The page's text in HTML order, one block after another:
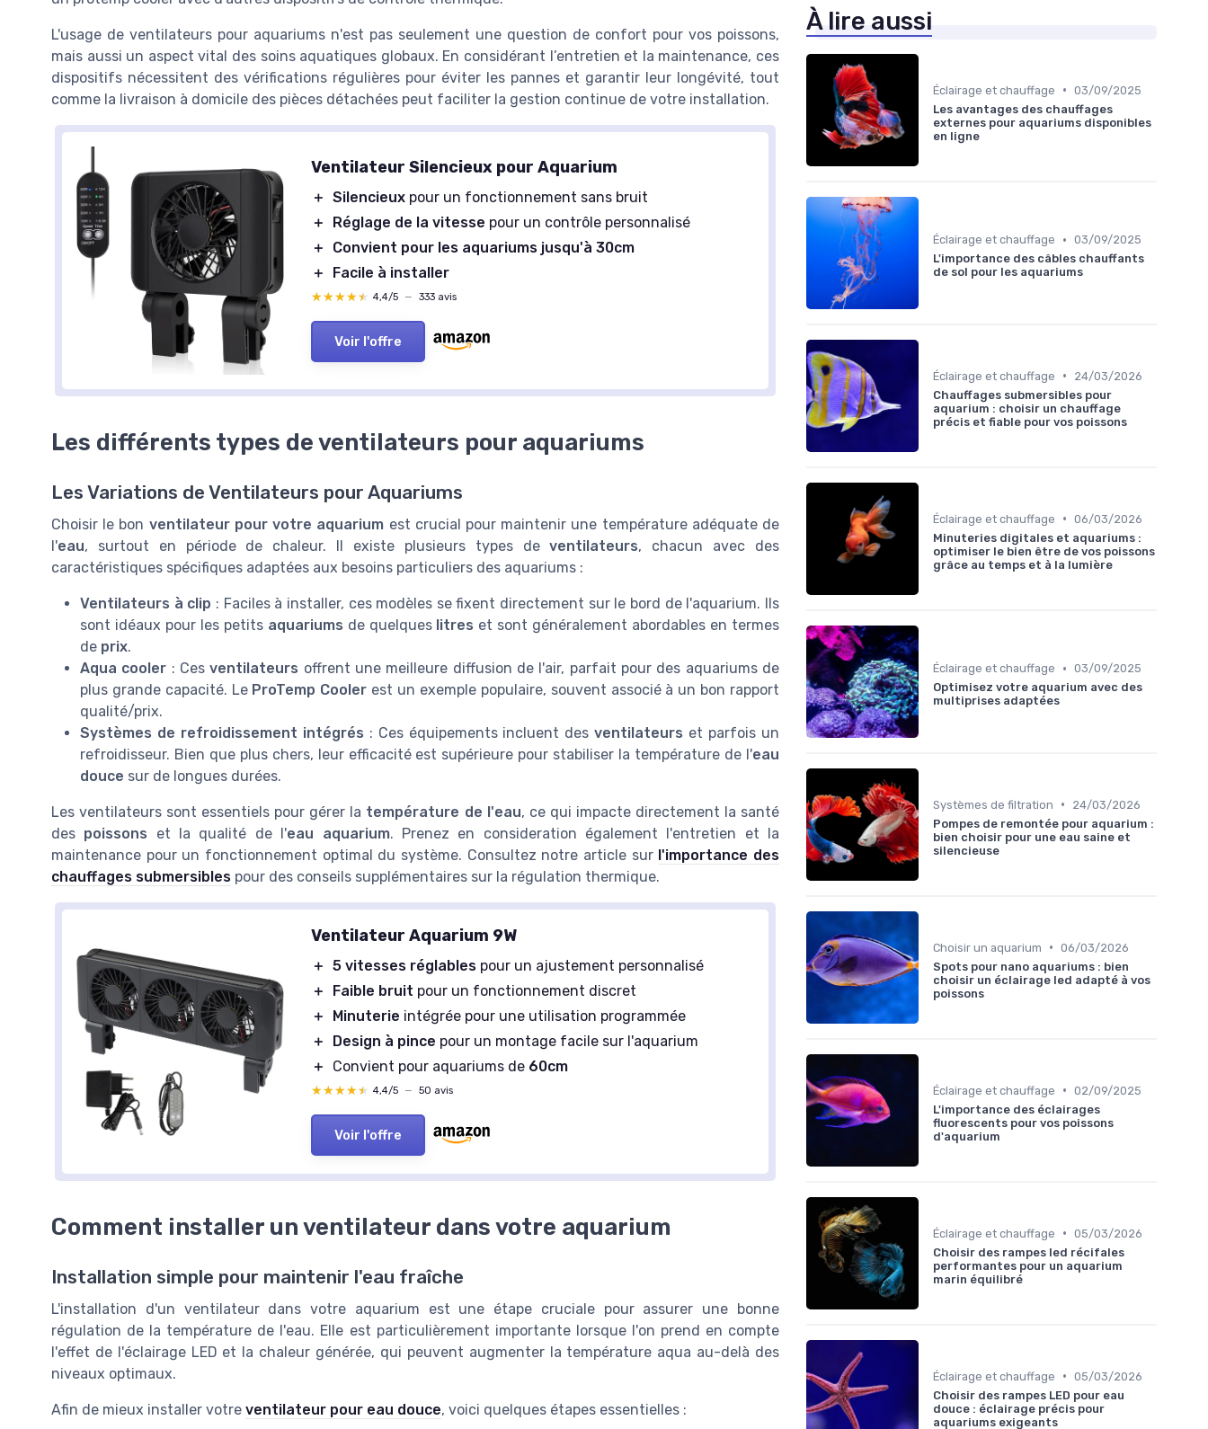
L'usage de ventilateurs pour aquariums n'est pas seulement une question de confort pour vos poissons,
mais aussi un aspect vital des soins aquatiques globaux. En considérant l’entretien et la maintenance, ces
dispositifs nécessitent des vérifications régulières pour éviter les pannes et garantir leur longévité, tout
comme la livraison à domicile des pièces détachées peut faciliter la gestion continue de votre installation.
Ventilateur Silencieux pour Aquarium
＋ Silencieux pour un fonctionnement sans bruit
＋
Réglage de la vitesse pour un contrôle personnalisé
＋
Convient pour les aquariums jusqu'à 30cm
＋
Facile à installer
★★★★★
★★★★★ 4,4/5 — 333 avis
Voir l'offre
Les différents types de ventilateurs pour aquariums
Les Variations de Ventilateurs pour Aquariums
Choisir le bon ventilateur pour votre aquarium est crucial pour maintenir une température adéquate de
l'eau, surtout en période de chaleur. Il existe plusieurs types deventilateurs, chacun avec des
caractéristiques spécifiques adaptées aux besoins particuliers des aquariums :
Ventilateurs à clip : Faciles à installer, ces modèles se fixent directement sur le bord de l'aquarium. Ils
sont idéaux pour les petits aquariums de quelques litres et sont généralement abordables en termes
de prix.
Aqua cooler : Cesventilateurs offrent une meilleure diffusion de l'air, parfait pour des aquariums de
plus grande capacité. Le ProTemp Cooler est un exemple populaire, souvent associé à un bon rapport
qualité/prix.
Systèmes de refroidissement intégrés : Ces équipements incluent desventilateurs et parfois un
refroidisseur. Bien que plus chers, leur efficacité est supérieure pour stabiliser la température de l'eau
douce sur de longues durées.
Les ventilateurs sont essentiels pour gérer la température de l'eau, ce qui impacte directement la santé
des poissons et la qualité de l'eau aquarium. Prenez en consideration également l'entretien et la
maintenance pour un fonctionnement optimal du système. Consultez notre article sur l'importance des
chauffages submersibles pour des conseils supplémentaires sur la régulation thermique.
Ventilateur Aquarium 9W
＋ 5 vitesses réglables pour un ajustement personnalisé
＋
Faible bruit pour un fonctionnement discret
＋
Minuterie intégrée pour une utilisation programmée
＋
Design à pince pour un montage facile sur l'aquarium
＋
Convient pour aquariums de 60cm
★★★★★
★★★★★ 4,4/5 — 50 avis
Voir l'offre
Comment installer un ventilateur dans votre aquarium
Installation simple pour maintenir l'eau fraîche
L'installation d'un ventilateur dans votre aquarium est une étape cruciale pour assurer une bonne
régulation de la température de l'eau. Elle est particulièrement importante lorsque l'on prend en compte
l'effet de l'éclairage LED et la chaleur générée, qui peuvent augmenter la température aqua au-delà des
niveaux optimaux.
Afin de mieux installer votre ventilateur pour eau douce, voici quelques étapes essentielles :
À lire aussi
Éclairage et chauffage • 03/09/2025
Les avantages des chauffages
externes pour aquariums disponibles
en ligne
Éclairage et chauffage • 03/09/2025
L'importance des câbles chauffants
de sol pour les aquariums
Éclairage et chauffage •
24/03/2026
Chauffages submersibles pour
aquarium : choisir un chauffage
précis et fiable pour vos poissons
Éclairage et chauffage • 06/03/2026
Minuteries digitales et aquariums :
optimiser le bien être de vos poissons
grâce au temps et à la lumière
Éclairage et chauffage • 03/09/2025
Optimisez votre aquarium avec des
multiprises adaptées
Systèmes de filtration •
24/03/2026
Pompes de remontée pour aquarium :
bien choisir pour une eau saine et
silencieuse
Choisir un aquarium • 06/03/2026
Spots pour nano aquariums : bien
choisir un éclairage led adapté à vos
poissons
Éclairage et chauffage • 02/09/2025
L'importance des éclairages
fluorescents pour vos poissons
d'aquarium
Éclairage et chauffage • 05/03/2026
Choisir des rampes led récifales
performantes pour un aquarium
marin équilibré
Éclairage et chauffage • 05/03/2026
Choisir des rampes LED pour eau
douce : éclairage précis pour
aquariums exigeants